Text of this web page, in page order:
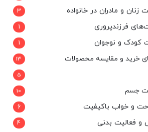
زنان و مادران در خانواده 3
فرزندپروری 1
کودک و نوجوان 1
خرید و مقایسه محصولات 13
5
جسم 10
و خواب باکیفیت 6
و فعالیت بدنی 4